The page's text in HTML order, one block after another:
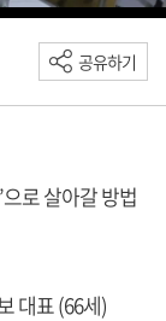
공유하기
로 살아갈 방법
대표 (66세)